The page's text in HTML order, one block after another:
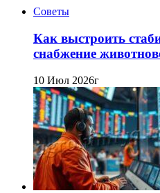
Советы
Как выстроить
снабжение
10 Июл 2026г